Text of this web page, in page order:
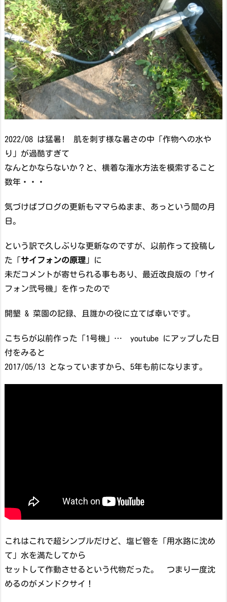
2022/08 は猛暑! 肌を刺す様な暑さの中「作物への水や
り」が過酷すぎて
なんとかならないか？と、横着な潅水方法を模索すること
数年・・・
気づけばブログの更新もママらぬまま、あっという間の月
日。
という訳で久しぶりな更新なのですが、以前作って投稿し
た「 サイフォンの原理 」に
未だコメントが寄せられる事もあり、最近改良版の「サイ
フォン弐号機」を作ったので
開墾 & 菜園の記録、且誰かの役に立てば幸いです。
こちらが以前作った「1号機」… youtube にアップした日
付をみると
2017/05/13 となっていますから、5年も前になります。
これはこれで超シンプルだけど、塩ビ管を「用水路に沈め
て」水を満たしてから
セットして作動させるという代物だった。 つまり一度沈
めるのがメンドクサイ！